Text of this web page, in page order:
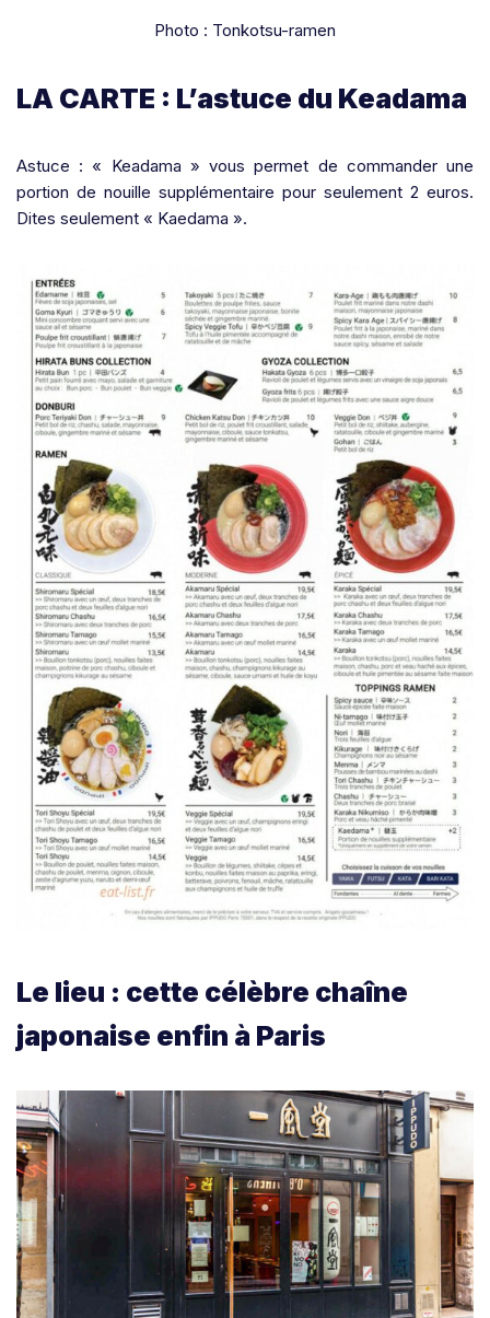
Photo : Tonkotsu-ramen
LA CARTE : L’astuce du Keadama
Astuce : « Keadama » vous permet de commander une
portion de nouille supplémentaire pour seulement 2 euros.
Dites seulement « Kaedama ».
Le lieu : cette célèbre chaîne
japonaise enfin à Paris